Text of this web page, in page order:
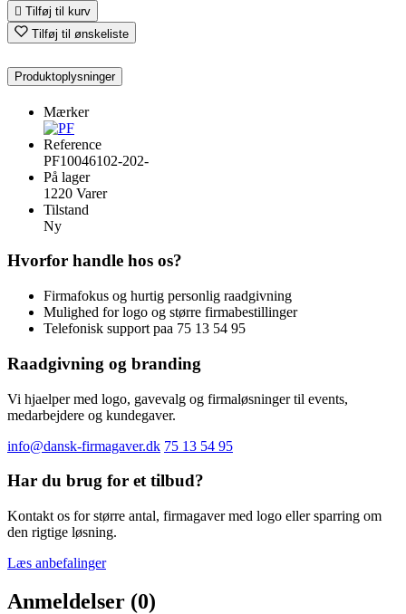
 Tilføj til kurv
Tilføj til ønskeliste
Produktoplysninger
Mærker
Reference
PF10046102-202-
På lager
1220 Varer
Tilstand
Ny
Hvorfor handle hos os?
Firmafokus og hurtig personlig raadgivning
Mulighed for logo og større firmabestillinger
Telefonisk support paa 75 13 54 95
Raadgivning og branding
Vi hjaelper med logo, gavevalg og firmaløsninger til events,
medarbejdere og kundegaver.
info@dansk-firmagaver.dk 75 13 54 95
Har du brug for et tilbud?
Kontakt os for større antal, firmagaver med logo eller sparring om
den rigtige løsning.
Læs anbefalinger
Anmeldelser (0)